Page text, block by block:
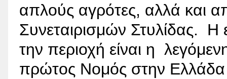
απλούς αγρότες, αλλά και
Συνεταιρισμών Στυλίδας. Η
την περιοχή είναι η
πρώτος Νομός στην Ελλάδα